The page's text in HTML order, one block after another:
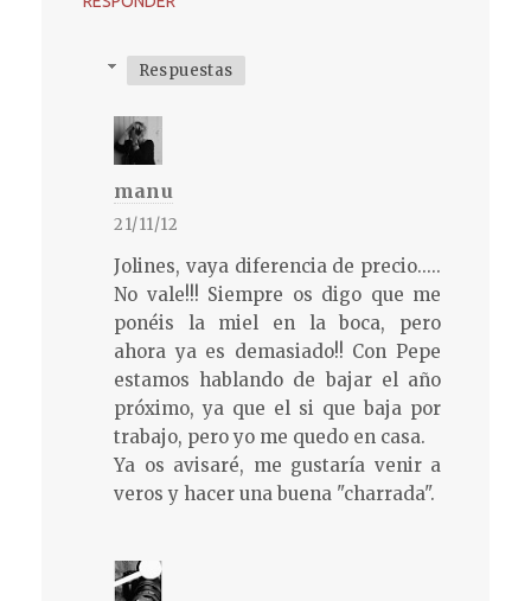
Respuestas
manu
21/11/12
Jolines, vaya diferencia de precio.....
No vale!!! Siempre os digo que me
ponéis la miel en la boca, pero
ahora ya es demasiado!! Con Pepe
estamos hablando de bajar el año
próximo, ya que el si que baja por
trabajo, pero yo me quedo en casa.
Ya os avisaré, me gustaría venir a
veros y hacer una buena "charrada".